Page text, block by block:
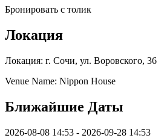
Бронировать с толик
Локация
Локация: г. Сочи, ул. Воровского, 36
Venue Name: Nippon House
Ближайшие Даты
2026-08-08 14:53 - 2026-09-28 14:53